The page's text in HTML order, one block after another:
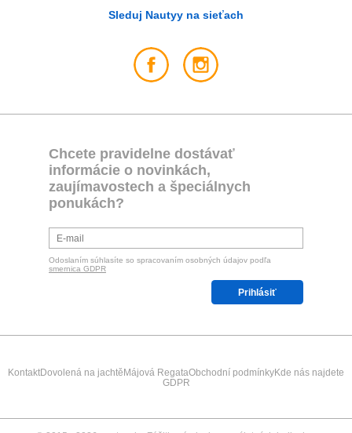
Sleduj Nautyy na sieťach
Chcete pravidelne dostávať
informácie o novinkách,
zaujímavostech a špeciálnych
ponukách?
Odoslaním súhlasíte so spracovaním osobných údajov podľa
smernica GDPR
Prihlásiť
KontaktDovolená na jachtěMájová RegataObchodní podmínkyKde nás najdete
GDPR